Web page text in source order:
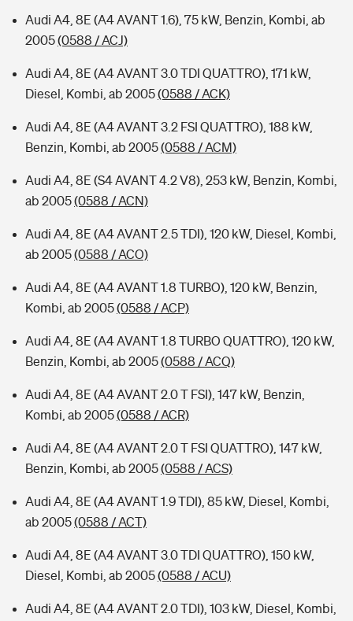
Audi A4, 8E (A4 AVANT 1.6), 75 kW, Benzin, Kombi, ab
2005(0588 / ACJ)
Audi A4, 8E (A4 AVANT 3.0 TDI QUATTRO), 171 kW,
Diesel, Kombi, ab 2005(0588 / ACK)
Audi A4, 8E (A4 AVANT 3.2 FSI QUATTRO), 188 kW,
Benzin, Kombi, ab 2005(0588 / ACM)
Audi A4, 8E (S4 AVANT 4.2 V8), 253 kW, Benzin, Kombi,
ab 2005(0588 / ACN)
Audi A4, 8E (A4 AVANT 2.5 TDI), 120 kW, Diesel, Kombi,
ab 2005(0588 / ACO)
Audi A4, 8E (A4 AVANT 1.8 TURBO), 120 kW, Benzin,
Kombi, ab 2005(0588 / ACP)
Audi A4, 8E (A4 AVANT 1.8 TURBO QUATTRO), 120 kW,
Benzin, Kombi, ab 2005(0588 / ACQ)
Audi A4, 8E (A4 AVANT 2.0 T FSI), 147 kW, Benzin,
Kombi, ab 2005(0588 / ACR)
Audi A4, 8E (A4 AVANT 2.0 T FSI QUATTRO), 147 kW,
Benzin, Kombi, ab 2005(0588 / ACS)
Audi A4, 8E (A4 AVANT 1.9 TDI), 85 kW, Diesel, Kombi,
ab 2005(0588 / ACT)
Audi A4, 8E (A4 AVANT 3.0 TDI QUATTRO), 150 kW,
Diesel, Kombi, ab 2005(0588 / ACU)
Audi A4, 8E (A4 AVANT 2.0 TDI), 103 kW, Diesel, Kombi,